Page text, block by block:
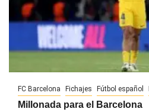
FC Barcelona Fichajes Fútbol español
Millonada para el Barcelona